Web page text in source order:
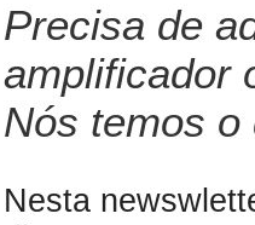
Precisa de
amplificador
Nós temos o
Nesta